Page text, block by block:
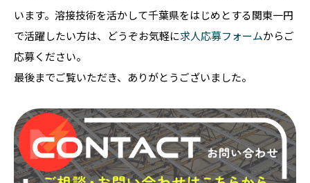
います。溶接技術を活かして千葉県をはじめとする関東一円
で活躍したい方は、どうぞお気軽に求人応募フォームからご
応募ください。
最後までご覧いただき、ありがとうございました。